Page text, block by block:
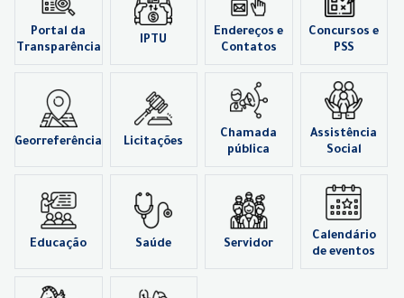
Portal da
Transparência
IPTU
Endereços e
Contatos
Concursos e
PSS
Georreferência Licitações
Chamada
pública
Assistência
Social
Educação Saúde Servidor
Calendário
de eventos